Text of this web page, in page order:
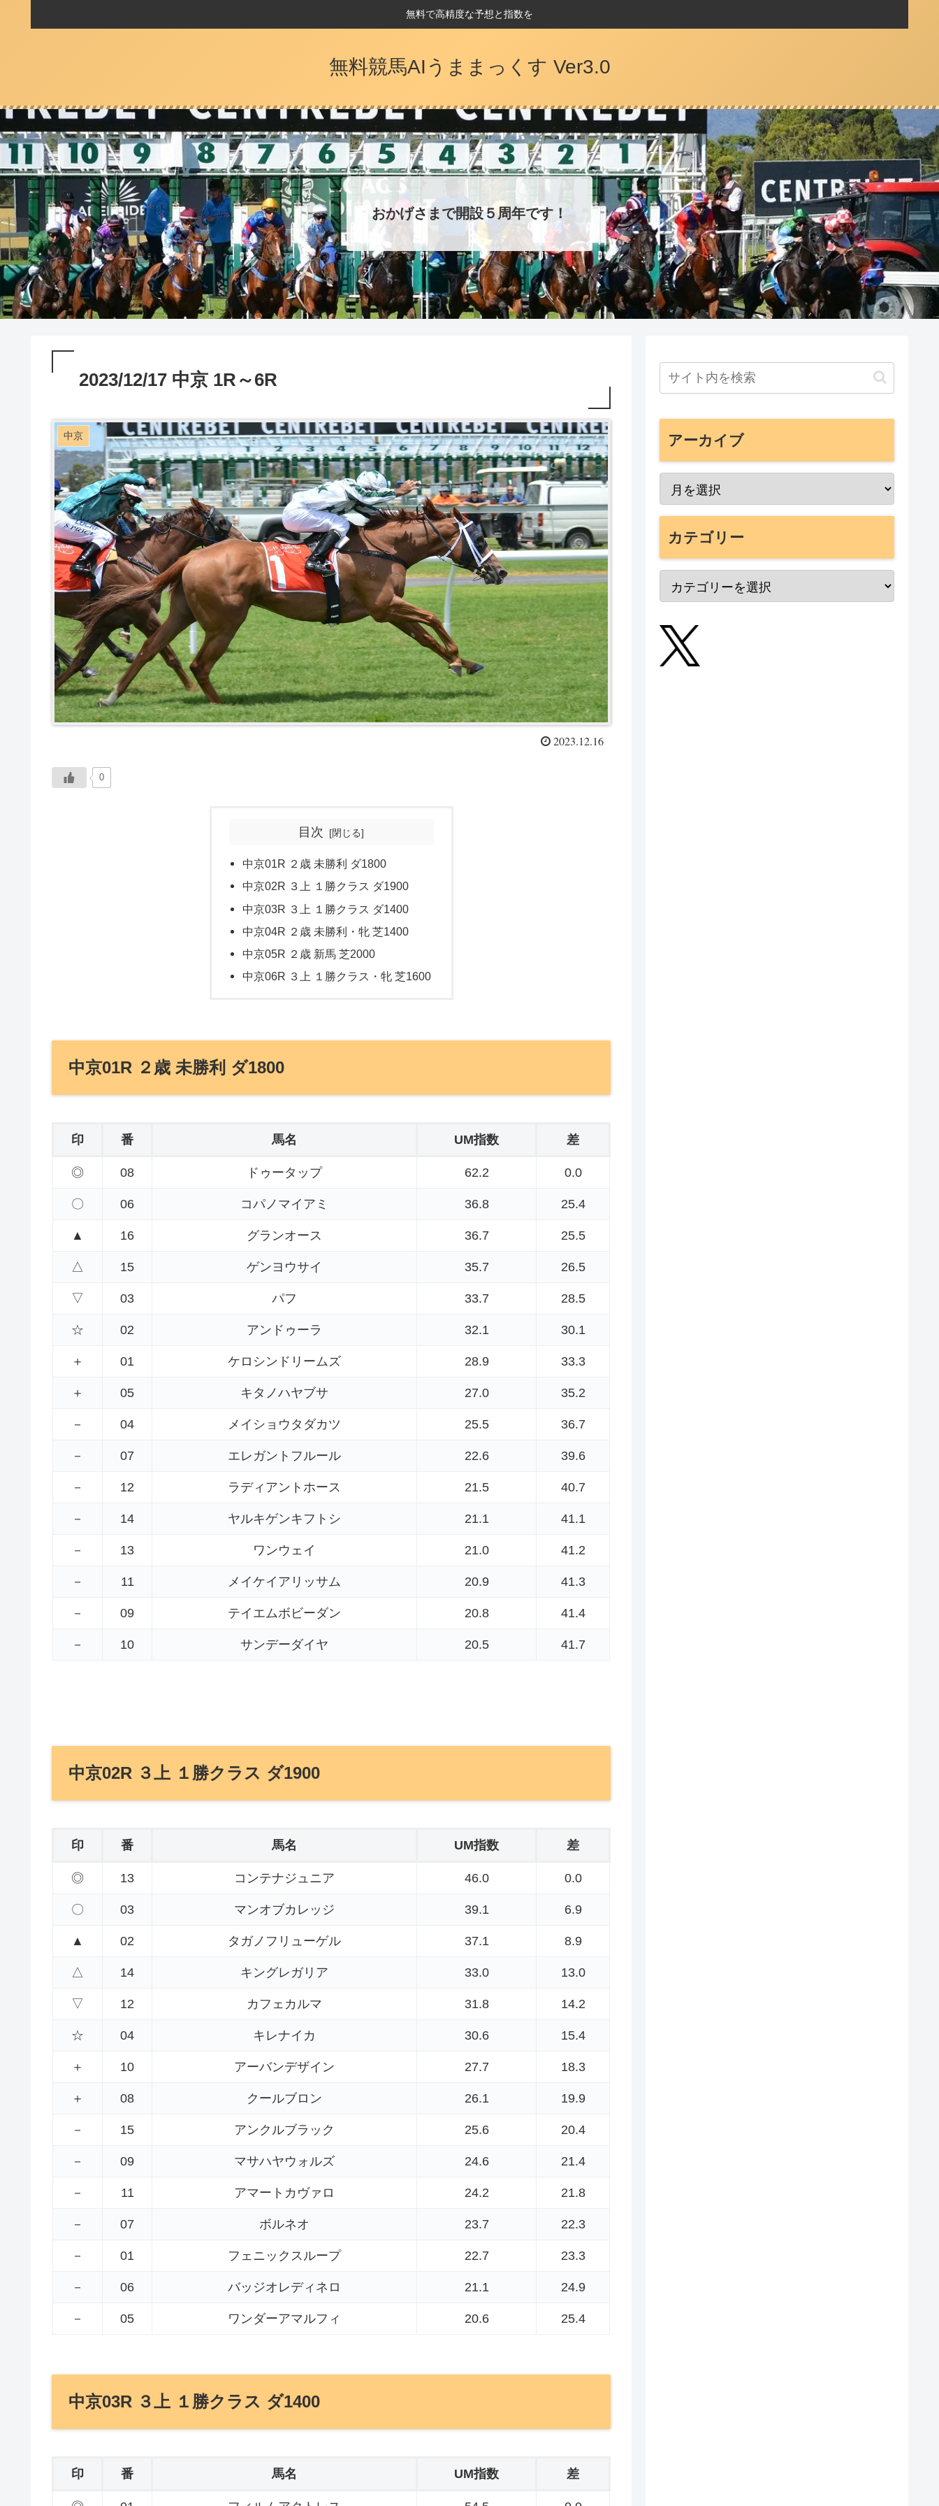
無料で高精度な予想と指数を
無料競馬AIうままっくす Ver3.0
おかげさまで開設５周年です！
2023/12/17 中京 1R～6R
中京
2023.12.16
0
目次
中京01R ２歳 未勝利 ダ1800
中京02R ３上 １勝クラス ダ1900
中京03R ３上 １勝クラス ダ1400
中京04R ２歳 未勝利・牝 芝1400
中京05R ２歳 新馬 芝2000
中京06R ３上 １勝クラス・牝 芝1600
中京01R ２歳 未勝利 ダ1800
印 番 馬名 UM指数 差
◎ 08 ドゥータップ 62.2 0.0
〇 06 コパノマイアミ 36.8 25.4
▲ 16 グランオース 36.7 25.5
△ 15 ゲンヨウサイ 35.7 26.5
▽ 03 パフ 33.7 28.5
☆ 02 アンドゥーラ 32.1 30.1
＋ 01 ケロシンドリームズ 28.9 33.3
＋ 05 キタノハヤブサ 27.0 35.2
－ 04 メイショウタダカツ 25.5 36.7
－ 07 エレガントフルール 22.6 39.6
－ 12 ラディアントホース 21.5 40.7
－ 14 ヤルキゲンキフトシ 21.1 41.1
－ 13 ワンウェイ 21.0 41.2
－ 11 メイケイアリッサム 20.9 41.3
－ 09 テイエムボビーダン 20.8 41.4
－ 10 サンデーダイヤ 20.5 41.7
中京02R ３上 １勝クラス ダ1900
印 番 馬名 UM指数 差
◎ 13 コンテナジュニア 46.0 0.0
〇 03 マンオブカレッジ 39.1 6.9
▲ 02 タガノフリューゲル 37.1 8.9
△ 14 キングレガリア 33.0 13.0
▽ 12 カフェカルマ 31.8 14.2
☆ 04 キレナイカ 30.6 15.4
＋ 10 アーバンデザイン 27.7 18.3
＋ 08 クールブロン 26.1 19.9
－ 15 アンクルブラック 25.6 20.4
－ 09 マサハヤウォルズ 24.6 21.4
－ 11 アマートカヴァロ 24.2 21.8
－ 07 ボルネオ 23.7 22.3
－ 01 フェニックスループ 22.7 23.3
－ 06 バッジオレディネロ 21.1 24.9
－ 05 ワンダーアマルフィ 20.6 25.4
中京03R ３上 １勝クラス ダ1400
印 番 馬名 UM指数 差
アーカイブ
カテゴリー